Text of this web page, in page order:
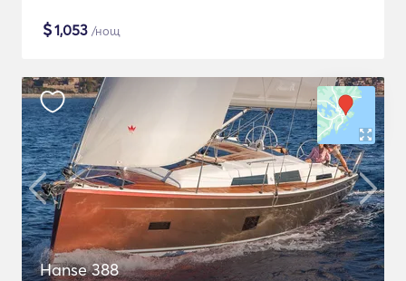
$1,053 /нощ
Hanse 388